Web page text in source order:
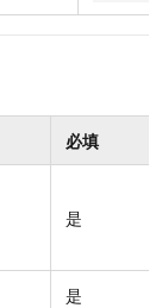
必填
是
是